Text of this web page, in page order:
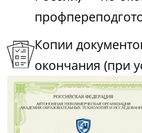
Копии
окончания (при